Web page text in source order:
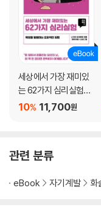
매직 워드는 대비로 설명한
비교는 어떻게 하는가?
chapter 6 구조화시켜
다르지만 같은 느낌이란?
예화가 포함되면 설득력
분수를 피자로 설명하는
구조적 화법의 마법
사업가 히로유키의 화법
세상에서 가장 재미있
는 62가지 심리실험_
돈과 욕망편
11,700원
10%
관련 분류
eBook 자기계발 화